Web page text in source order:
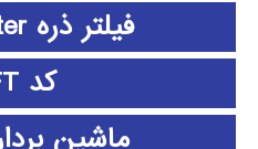
فیلتر ذره particle filter
کد SIFT
ماشین